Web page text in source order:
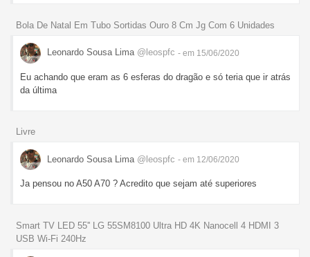
Bola De Natal Em Tubo Sortidas Ouro 8 Cm Jg Com 6 Unidades
Leonardo Sousa Lima @leospfc - em 15/06/2020
Eu achando que eram as 6 esferas do dragão e só teria que ir atrás
da última
Livre
Leonardo Sousa Lima @leospfc - em 12/06/2020
Ja pensou no A50 A70 ? Acredito que sejam até superiores
Smart TV LED 55'' LG 55SM8100 Ultra HD 4K Nanocell 4 HDMI 3
USB Wi-Fi 240Hz